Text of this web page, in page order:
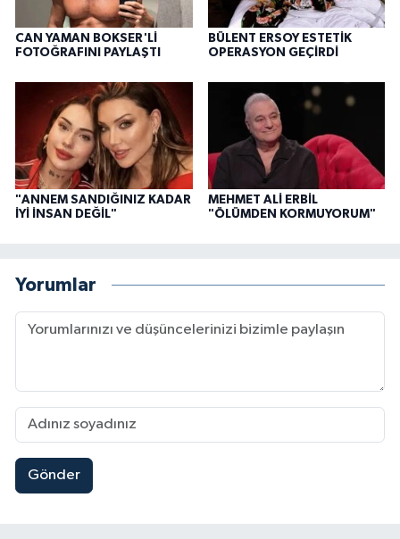
CAN YAMAN BOKSER'Lİ
FOTOĞRAFINI PAYLAŞTI
BÜLENT ERSOY ESTETİK
OPERASYON GEÇİRDİ
"ANNEM SANDIĞINIZ KADAR
İYİ İNSAN DEĞİL"
MEHMET ALİ ERBİL
"ÖLÜMDEN KORMUYORUM"
Yorumlar
Gönder